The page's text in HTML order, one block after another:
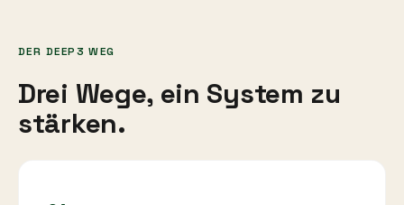
DER DEEP3 WEG
Drei Wege, ein System zu
stärken.